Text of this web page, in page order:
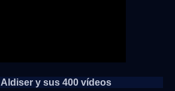
y sus 400 vídeos